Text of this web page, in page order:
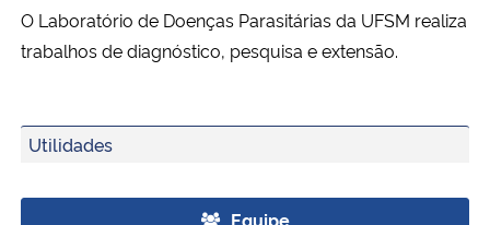
Ministério da Infraestrutura
Ministério da Educação
O Laboratório de Doenças Parasitárias da UFSM realiza
trabalhos de diagnóstico, pesquisa e extensão.
Utilidades
Equipe